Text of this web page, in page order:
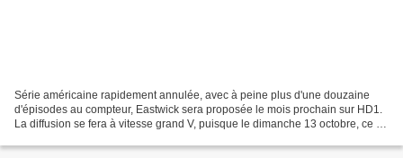
Série américaine rapidement annulée, avec à peine plus d'une douzaine
d'épisodes au compteur, Eastwick sera proposée le mois prochain sur HD1.
La diffusion se fera à vitesse grand V, puisque le dimanche 13 octobre, ce ne